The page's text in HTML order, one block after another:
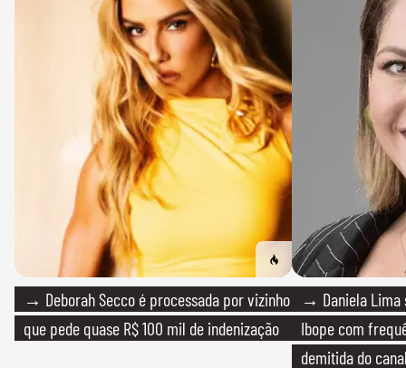
→ Deborah Secco é processada por vizinho
que pede quase R$ 100 mil de indenização
→ Daniela Lima
Ibope com
demitida do